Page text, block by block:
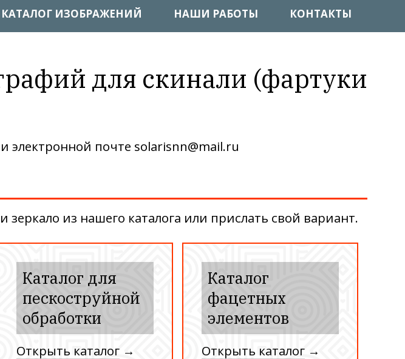
КАТАЛОГ ИЗОБРАЖЕНИЙ НАШИ РАБОТЫ КОНТАКТЫ
для скинали (фартуки
почте solarisnn@mail.ru
из нашего каталога или прислать свой вариант.
Каталог для
пескоструйной
обработки
Открыть каталог →
Каталог
фацетных
элементов
Открыть каталог →